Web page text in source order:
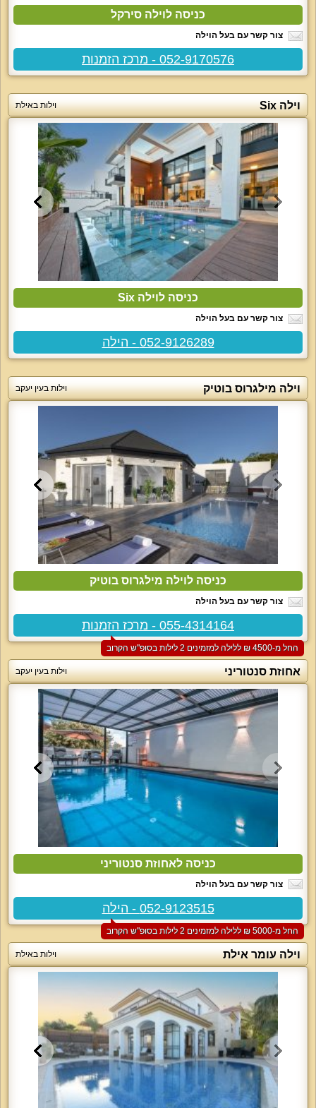
כניסה לוילה סירקל
צור קשר עם בעל הוילה
052-9170576 - מרכז הזמנות
וילה Six וילות באילת
כניסה לוילה Six
צור קשר עם בעל הוילה
052-9126289 - הילה
וילה מילגרוס בוטיק וילות בעין יעקב
כניסה לוילה מילגרוס בוטיק
צור קשר עם בעל הוילה
055-4314164 - מרכז הזמנות
החל מ-‏4500 ₪ ללילה למזמינים 2 לילות בסופ"ש הקרוב
אחוזת סנטוריני וילות בעין יעקב
כניסה לאחוזת סנטוריני
צור קשר עם בעל הוילה
052-9123515 - הילה
החל מ-‏5000 ₪ ללילה למזמינים 2 לילות בסופ"ש הקרוב
וילה עומר אילת וילות באילת